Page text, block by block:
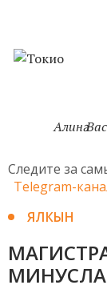
Алинә
Следите за
Telegram-
ЯЛКЫН